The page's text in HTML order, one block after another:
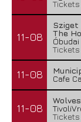
Tickets
11-08
Sziget
The
Tickets
11-08
Cafe
11-08
Tickets